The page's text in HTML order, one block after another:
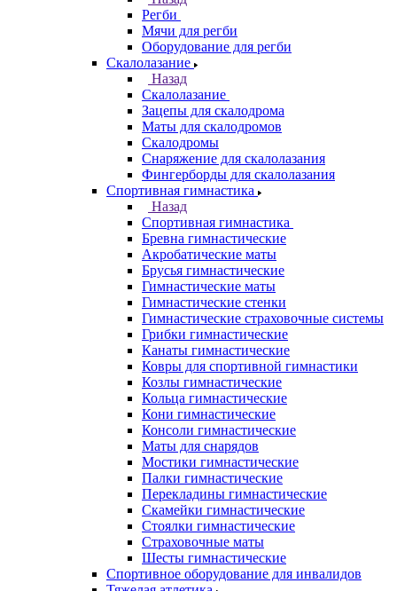
Регби
Мячи для регби
Оборудование для регби
Скалолазание
Назад
Скалолазание
Зацепы для скалодрома
Маты для скалодромов
Скалодромы
Снаряжение для скалолазания
Фингерборды для скалолазания
Спортивная гимнастика
Назад
Спортивная гимнастика
Бревна гимнастические
Акробатические маты
Брусья гимнастические
Гимнастические маты
Гимнастические стенки
Гимнастические страховочные системы
Грибки гимнастические
Канаты гимнастические
Ковры для спортивной гимнастики
Козлы гимнастические
Кольца гимнастические
Кони гимнастические
Консоли гимнастические
Маты для снарядов
Мостики гимнастические
Палки гимнастические
Перекладины гимнастические
Скамейки гимнастические
Стоялки гимнастические
Страховочные маты
Шесты гимнастические
Спортивное оборудование для инвалидов